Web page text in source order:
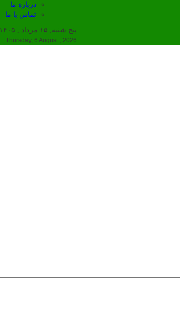
درباره ما
تماس با ما
پنج شنبه, ۱۵ مرداد , ۱۴۰۵ | برابر با : 22 صفر 1448
Thursday, 6 August , 2026